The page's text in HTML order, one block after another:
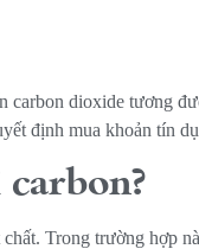
carbon dioxide tương
định mua khoản tín
Trong trường hợp